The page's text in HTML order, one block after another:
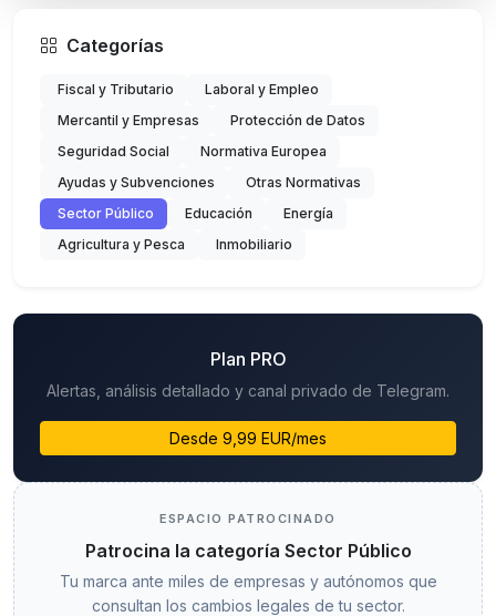
Categorías
Fiscal y Tributario
Laboral y Empleo
Mercantil y Empresas
Protección de Datos
Seguridad Social
Normativa Europea
Ayudas y Subvenciones
Otras Normativas
Sector Público
Educación
Energía
Agricultura y Pesca
Inmobiliario
Plan PRO
Alertas, análisis detallado y canal privado de Telegram.
Desde 9,99 EUR/mes
ESPACIO PATROCINADO
Patrocina la categoría Sector Público
Tu marca ante miles de empresas y autónomos que
consultan los cambios legales de tu sector.